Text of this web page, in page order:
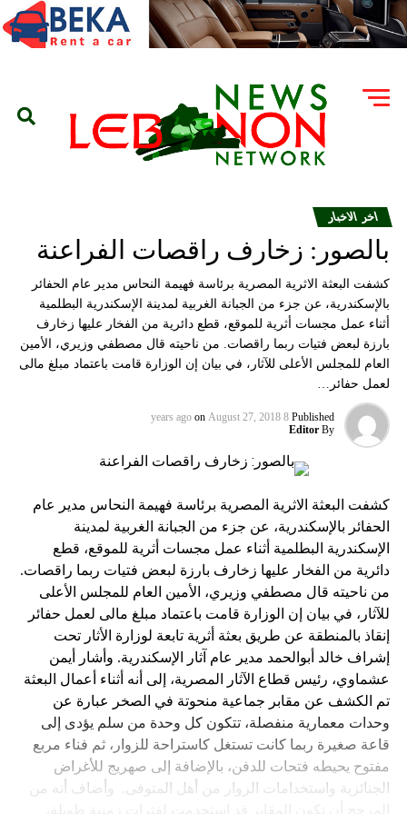
اخر الاخبار
بالصور: زخارف راقصات الفراعنة
كشفت البعثة الاثرية المصرية برئاسة فهيمة النحاس مدير عام الحفائر
بالإسكندرية، عن جزء من الجبانة الغربية لمدينة الإسكندرية البطلمية
أثناء عمل مجسات أثرية للموقع، قطع دائرية من الفخار عليها زخارف
بارزة لبعض فتيات ربما راقصات. من ناحيته قال مصطفي وزيري، الأمين
العام للمجلس الأعلى للآثار، في بيان إن الوزارة قامت باعتماد مبلغ مالى
لعمل حفائر…
Published
8 years ago
on August 27, 2018
By
Editor
كشفت البعثة الاثرية المصرية برئاسة فهيمة النحاس مدير عام
الحفائر بالإسكندرية، عن جزء من الجبانة الغربية لمدينة
الإسكندرية البطلمية أثناء عمل مجسات أثرية للموقع، قطع
دائرية من الفخار عليها زخارف بارزة لبعض فتيات ربما راقصات.
من ناحيته قال مصطفي وزيري، الأمين العام للمجلس الأعلى
للآثار، في بيان إن الوزارة قامت باعتماد مبلغ مالى لعمل حفائر
إنقاذ بالمنطقة عن طريق بعثة أثرية تابعة لوزارة الأثار تحت
إشراف خالد أبوالحمد مدير عام آثار الإسكندرية. وأشار أيمن
عشماوي، رئيس قطاع الآثار المصرية، إلى أنه أثناء أعمال البعثة
تم الكشف عن مقابر جماعية منحوتة في الصخر عبارة عن
وحدات معمارية منفصلة، تتكون كل وحدة من سلم يؤدى إلى
قاعة صغيرة ربما كانت تستغل كاستراحة للزوار، ثم فناء مربع
مفتوح يحيطه فتحات للدفن، بالإضافة إلى صهريج للأغراض
الجنائزية واستخدامات الزوار من أهل المتوفى. وأضاف أنه من